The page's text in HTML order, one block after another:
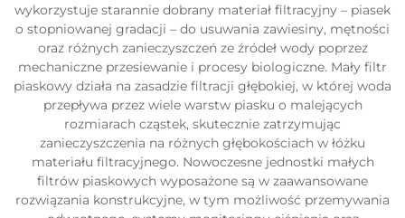
wykorzystuje starannie dobrany materiał filtracyjny – piasek
o stopniowanej gradacji – do usuwania zawiesiny, mętności
oraz różnych zanieczyszczeń ze źródeł wody poprzez
mechaniczne przesiewanie i procesy biologiczne. Mały filtr
piaskowy działa na zasadzie filtracji głębokiej, w której woda
przepływa przez wiele warstw piasku o malejących
rozmiarach cząstek, skutecznie zatrzymując
zanieczyszczenia na różnych głębokościach w łóżku
materiału filtracyjnego. Nowoczesne jednostki małych
filtrów piaskowych wyposażone są w zaawansowane
rozwiązania konstrukcyjne, w tym możliwość przemywania